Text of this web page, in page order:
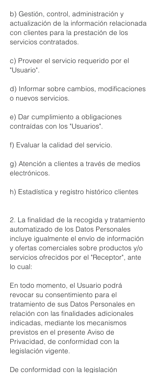
b) Gestión, control, administración y
actualización de la información relacionada
con clientes para la prestación de los
servicios contratados.
c) Proveer el servicio requerido por el
"Usuario".
d) Informar sobre cambios, modificaciones
o nuevos servicios.
e) Dar cumplimiento a obligaciones
contraídas con los "Usuarios".
f) Evaluar la calidad del servicio.
g) Atención a clientes a través de medios
electrónicos.
h) Estadística y registro histórico clientes
2. La finalidad de la recogida y tratamiento
automatizado de los Datos Personales
incluye igualmente el envío de información
y ofertas comerciales sobre productos y/o
servicios ofrecidos por el "Receptor", ante
lo cual:
En todo momento, el Usuario podrá
revocar su consentimiento para el
tratamiento de sus Datos Personales en
relación con las finalidades adicionales
indicadas, mediante los mecanismos
previstos en el presente Aviso de
Privacidad, de conformidad con la
legislación vigente.
De conformidad con la legislación